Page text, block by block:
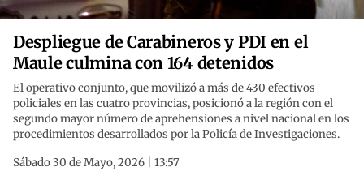
Despliegue de Carabineros y PDI en el
Maule culmina con 164 detenidos
El operativo conjunto, que movilizó a más de 430 efectivos
policiales en las cuatro provincias, posicionó a la región con el
segundo mayor número de aprehensiones a nivel nacional en los
procedimientos desarrollados por la Policía de Investigaciones.
Sábado 30 de Mayo, 2026 | 13:57